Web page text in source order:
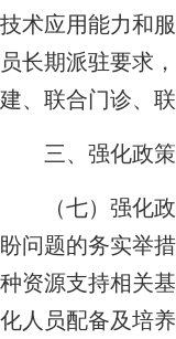
技术应用能力和
员长期派驻要求
建、联合门诊、
三、强化政
（七）强化政
盼问题的务实举
种资源支持相关
化人员配备及培